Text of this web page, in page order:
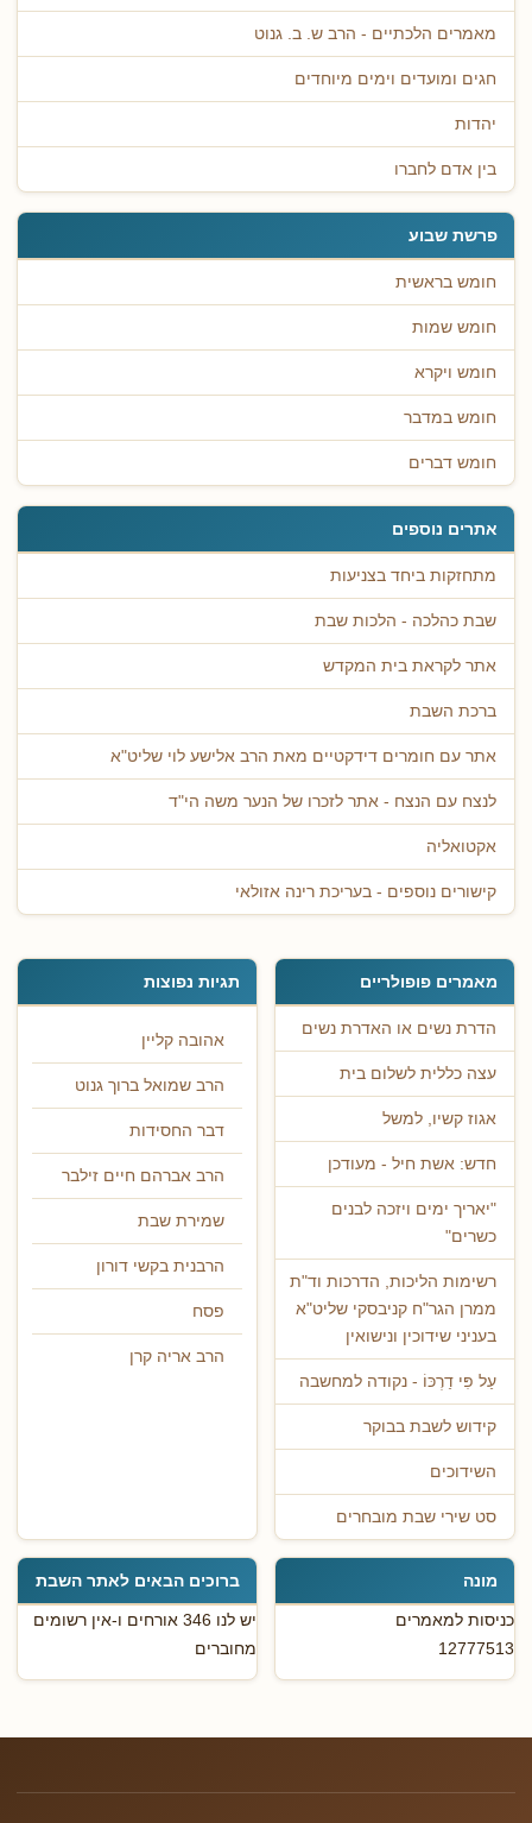
מאמרים הלכתיים - הרב ש. ב. גנוט
חגים ומועדים וימים מיוחדים
יהדות
בין אדם לחברו
פרשת שבוע
חומש בראשית
חומש שמות
חומש ויקרא
חומש במדבר
חומש דברים
אתרים נוספים
מתחזקות ביחד בצניעות
שבת כהלכה - הלכות שבת
אתר לקראת בית המקדש
ברכת השבת
אתר עם חומרים דידקטיים מאת הרב אלישע לוי שליט"א
לנצח עם הנצח - אתר לזכרו של הנער משה הי"ד
אקטואליה
קישורים נוספים - בעריכת רינה אזולאי
מאמרים פופולריים
הדרת נשים או האדרת נשים
עצה כללית לשלום בית
אגוז קשיו, למשל
חדש: אשת חיל - מעודכן
"יאריך ימים ויזכה לבנים
כשרים"
רשימות הליכות, הדרכות וד"ת
ממרן הגר"ח קניבסקי שליט"א
בעניני שידוכין ונישואין
עַל פִּי דַרְכּוֹ - נקודה למחשבה
קידוש לשבת בבוקר
השידוכים
סט שירי שבת מובחרים
תגיות נפוצות
אהובה קליין
הרב שמואל ברוך גנוט
דבר החסידות
הרב אברהם חיים זילבר
שמירת שבת
הרבנית בקשי דורון
פסח
הרב אריה קרן
מונה
כניסות למאמרים
12777513
ברוכים הבאים לאתר השבת
יש לנו 346 אורחים ו-אין רשומים
מחוברים